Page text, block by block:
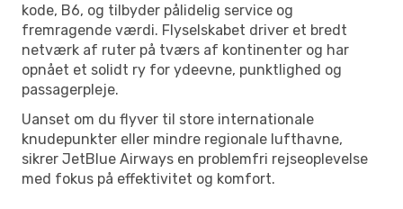
kode, B6, og tilbyder pålidelig service og
fremragende værdi. Flyselskabet driver et bredt
netværk af ruter på tværs af kontinenter og har
opnået et solidt ry for ydeevne, punktlighed og
passagerpleje.
Uanset om du flyver til store internationale
knudepunkter eller mindre regionale lufthavne,
sikrer JetBlue Airways en problemfri rejseoplevelse
med fokus på effektivitet og komfort.